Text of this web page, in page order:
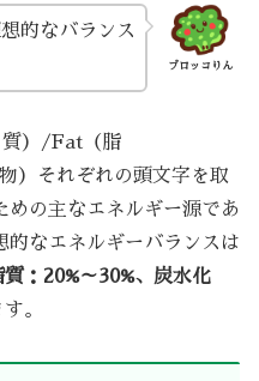
ブロッコりん
的なバランス
質）/Fat（脂
それぞれの頭文字を取
めの主なエネルギー源であ
的なエネルギーバランスは
質：20%～30%、炭水化
。